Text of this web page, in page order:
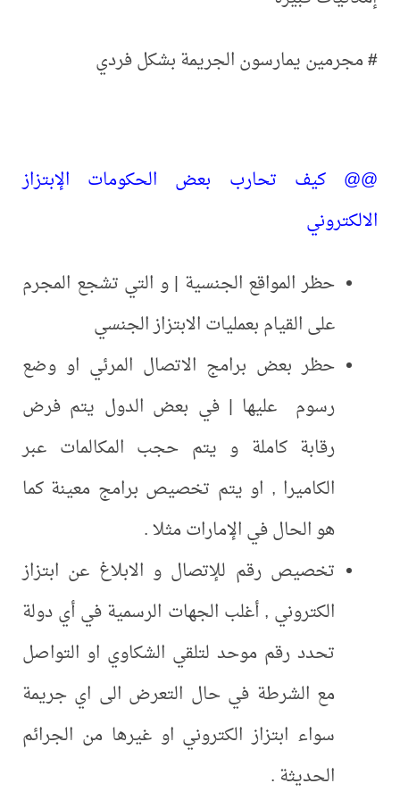
#مجرمين يمارسون الجريمة بشكل فردي
@@ كيف تحارب بعض الحكومات الإبتزاز
الالكتروني
حظر المواقع الجنسية | و التي تشجع المجرم
على القيام بعمليات الابتزاز الجنسي
حظر بعض برامج الاتصال المرئي او وضع
رسوم عليها | في بعض الدول يتم فرض
رقابة كاملة و يتم حجب المكالمات عبر
الكاميرا , او يتم تخصيص برامج معينة كما
هو الحال في الإمارات مثلا .
تخصيص رقم للإتصال و الابلاغ عن ابتزاز
الكتروني , أغلب الجهات الرسمية في أي دولة
تحدد رقم موحد لتلقي الشكاوي او التواصل
مع الشرطة في حال التعرض الى اي جريمة
سواء ابتزاز الكتروني او غيرها من الجرائم
الحديثة .